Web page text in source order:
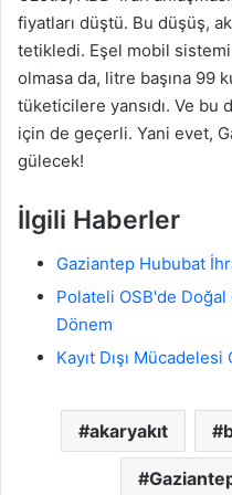
fiyatları düştü. Bu düşüş,
tetikledi. Eşel mobil
olmasa da, litre başına 99
tüketicilere yansıdı. Ve bu
için de geçerli. Yani evet,
gülecek!
İlgili Haberler
Gaziantep Hububat
Polateli OSB'de
Dönem
Kayıt Dışı
akaryakıt